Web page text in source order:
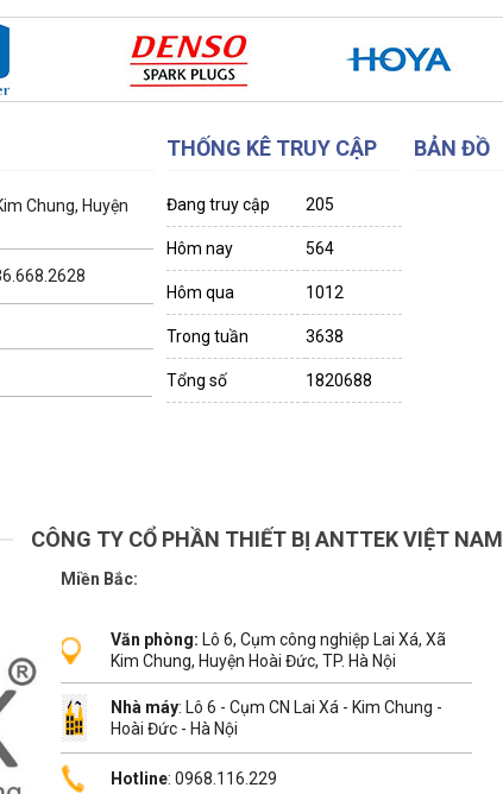
Chung, Huyện
THỐNG KÊ TRUY CẬP
Đang truy cập 205
Hôm nay 564
Hôm qua 1012
Trong tuần 3638
Tổng số 1820688
BẢN ĐỒ
CÔNG TY CỔ PHẦN THIẾT BỊ ANTTEK VIỆT NAM
Miền Bắc:
Văn phòng: Lô 6, Cụm công nghiệp Lai Xá, Xã
Kim Chung, Huyện Hoài Đức, TP. Hà Nội
Nhà máy: Lô 6 - Cụm CN Lai Xá - Kim Chung -
Hoài Đức - Hà Nội
Hotline: 0968.116.229